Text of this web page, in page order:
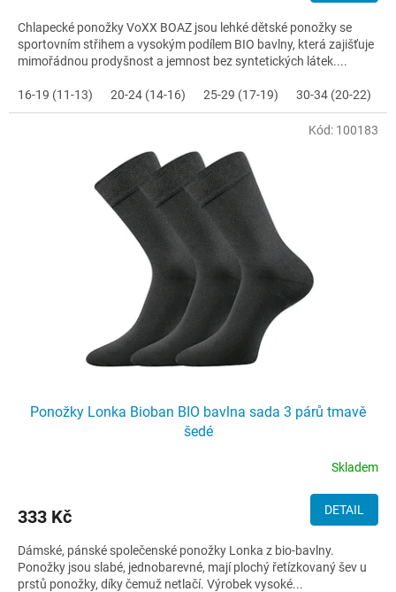
Chlapecké ponožky VoXX BOAZ jsou lehké dětské ponožky se
sportovním střihem a vysokým podílem BIO bavlny, která zajišťuje
mimořádnou prodyšnost a jemnost bez syntetických látek....
16-19 (11-13) 20-24 (14-16) 25-29 (17-19) 30-34 (20-22)
Ponožky Lonka Bioban BIO bavlna sada 3 párů tmavě
šedé
Skladem
333 Kč DETAIL
Dámské, pánské společenské ponožky Lonka z bio-bavlny.
Ponožky jsou slabé, jednobarevné, mají plochý řetízkovaný šev u
prstů ponožky, díky čemuž netlačí. Výrobek vysoké...
Kód: 100183